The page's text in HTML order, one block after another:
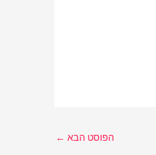
הפוסט הבא ←